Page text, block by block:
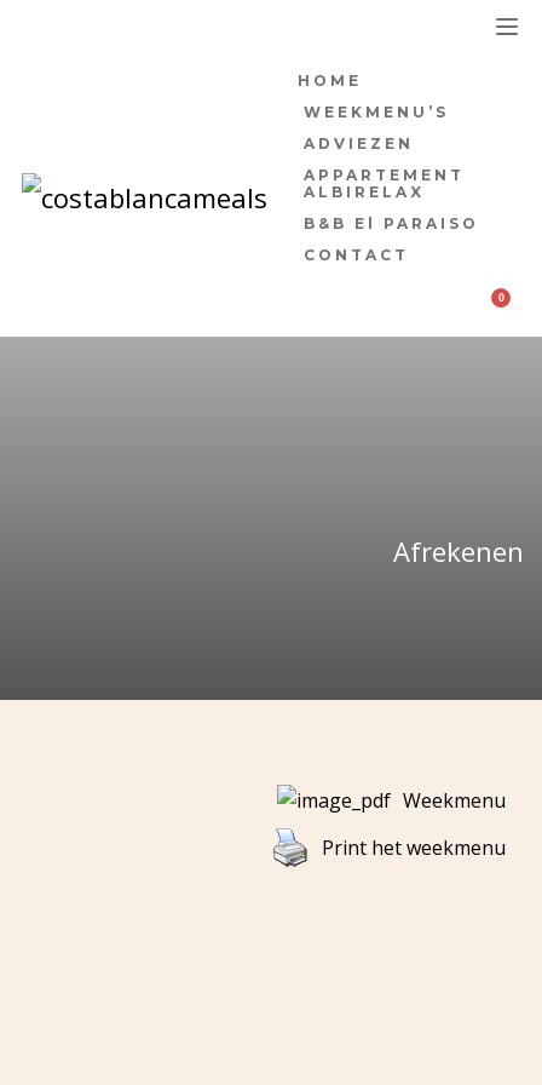
HOME
WEEKMENU’S
ADVIEZEN
APPARTEMENT
ALBIRELAX
B&B El PARAISO
CONTACT
Afrekenen
Weekmenu
Print het weekmenu